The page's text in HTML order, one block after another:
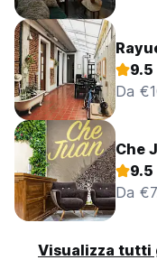
9.5
Da
Che
9.5
Da
Visualizza tutti